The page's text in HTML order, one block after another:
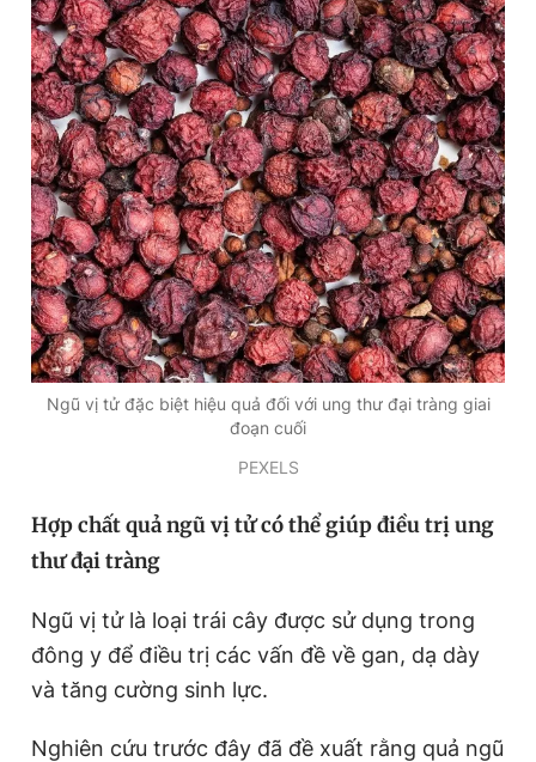
Theo dõi báo trên
Hotline
0906 645 777
Liên hệ quảng cáo
0908 780 404
Đặt báo Quảng cáo RSS Tòa soạn Chính sách bảo
Tổng biên tập: Nguyễn Ngọc Toàn
Phó tổng biên tập thường trực: Hải Thành
Phó tổng biên tập: Lâm Hiếu Dũng
Phó tổng biên tập: Trần Việt Hưng
Tổng thư ký tòa soạn: Đức Trung
Giấy phép xuất bản số 110/GP - BTTTT cấp ngày 24.3.2020
© 2003-2026 Bản quyền thuộc về Báo Thanh Niên. Cấm sao
chép dưới mọi hình thức nếu không có sự chấp thuận bằng văn
bản. Phát triển bởi ePi Technologies, JSC.
Ngũ vị tử đặc biệt hiệu quả đối với ung thư đại tràng giai
đoạn cuối
PEXELS
Hợp chất quả ngũ vị tử có thể giúp điều trị ung
thư đại tràng
Ngũ vị tử là loại trái cây được sử dụng trong
đông y để điều trị các vấn đề về gan, dạ dày
và tăng cường sinh lực.
Nghiên cứu trước đây đã đề xuất rằng quả ngũ